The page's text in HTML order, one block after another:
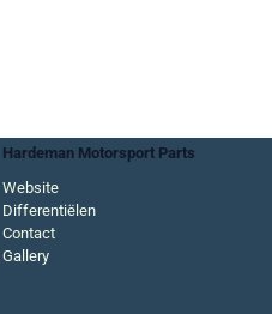
Hardeman Motorsport Parts
Website
Differentiëlen
Contact
Gallery